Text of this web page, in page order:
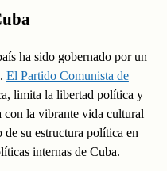
ha sido gobernado por un
El Partido Comunista de
limita la libertad política y
con la vibrante vida cultural
su estructura política en
internas de Cuba.